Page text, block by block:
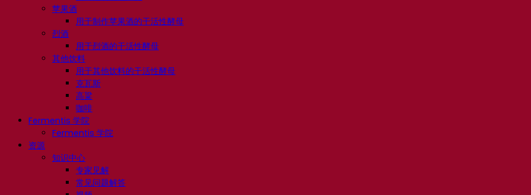
苹果酒
用于制作苹果酒的干活性酵母
烈酒
用于烈酒的干活性酵母
其他饮料
用于其他饮料的干活性酵母
克瓦斯
高粱
咖啡
Fermentis 学院
Fermentis 学院
资源
知识中心
专家见解
常见问题解答